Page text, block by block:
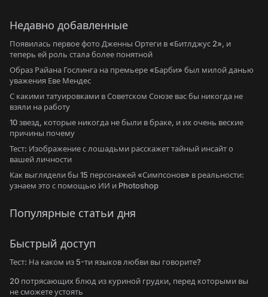
Недавно добавленные
Появилась первое фото Дженны Ортеги в «Битлджус 2», и
теперь ей роль стала более понятной
Образ Райана Гослинга на премьере «Барби» был милой данью
уважения Еве Мендес
С какими татуировками в Советском Союзе вас бы никогда не
взяли на работу
10 звезд, которые никогда не были в браке, и их очень веские
причины почему
Тест: Изображение с лошадьми расскажет тайный инсайт о
вашей личности
Как выглядели бы 15 персонажей «Симпсонов» в реальности:
узнаем это с помощью ИИ и Photoshop
Популярные статьи дня
Быстрый доступ
Тест: На каком из 5-ти языков любви вы говорите?
20 потрясающих блюд из куриной грудки, перед которыми вы
не сможете устоять